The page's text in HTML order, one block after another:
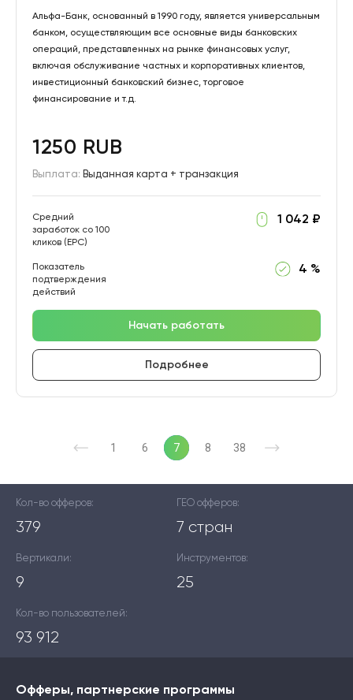
Альфа-Банк, основанный в 1990 году, является универсальным
банком, осуществляющим все основные виды банковских
операций, представленных на рынке финансовых услуг,
включая обслуживание частных и корпоративных клиентов,
инвестиционный банковский бизнес, торговое
финансирование и т.д.
1250 RUB
Выплата: Выданная карта + транзакция
Средний
заработок со 100
кликов (EPC)
1 042 ₽
Показатель
подтверждения
действий
4 %
Начать работать
Подробнее
1 6 7 8 38
Кол-во офферов:
379
ГЕО офферов:
7 стран
Вертикали:
9
Инструментов:
25
Кол-во пользователей:
93 912
Офферы, партнерские программы